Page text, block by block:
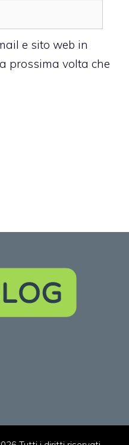
e sito web in
prossima volta che